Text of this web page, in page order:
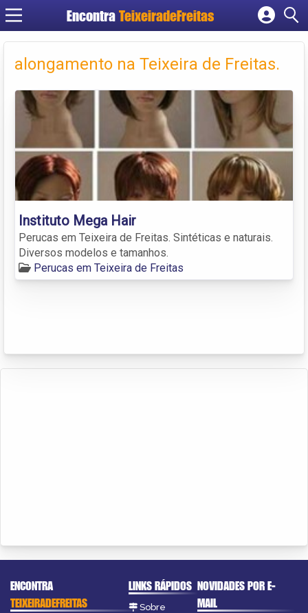
Encontra TeixeiradeFreitas
Cadastrar empresa
Criar conta
alongamento na Teixeira de Freitas.
Instituto Mega Hair
Perucas em Teixeira de Freitas. Sintéticas e naturais.
Diversos modelos e tamanhos.
Perucas em Teixeira de Freitas
ENCONTRA
TEIXEIRADEFREITAS
LINKS RÁPIDOS
Sobre
NOVIDADES POR E-
MAIL